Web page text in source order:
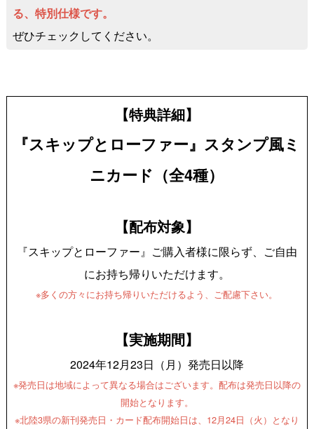
る、特別仕様です。
ぜひチェックしてください。
【特典詳細】
『スキップとローファー』スタンプ風ミ
ニカード（全4種）
【配布対象】
『スキップとローファー』ご購入者様に限らず、ご自由
にお持ち帰りいただけます。
※多くの方々にお持ち帰りいただけるよう、ご配慮下さい。
【実施期間】
2024年12月23日（月）発売日以降
※発売日は地域によって異なる場合はございます。配布は発売日以降の
開始となります。
※北陸3県の新刊発売日・カード配布開始日は、12月24日（火）となり